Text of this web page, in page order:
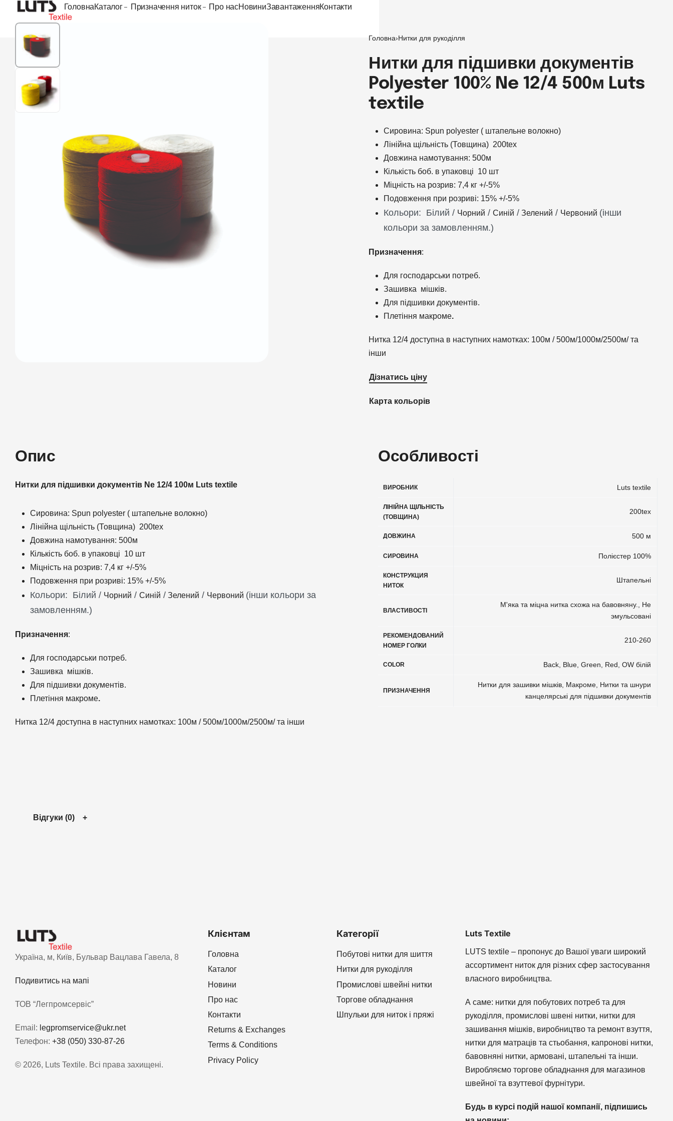
ГоловнаКаталог Призначення ниток Про насНовиниЗавантаженняКонтакти
/2 Головна›Нитки для рукоділля
Нитки для підшивки документів
Polyester 100% Ne 12/4 500м Luts
textile
Сировина: Spun polyester ( штапельне волокно)
Лінійна щільність (Товщина) 200tex
Довжина намотування: 500м
Кількість боб. в упаковці 10 шт
Міцність на розрив: 7,4 кг +/-5%
Подовження при розриві: 15% +/-5%
Кольори: Білий / Чорний /Синій / Зелений / Червоний (інши
кольори за замовленням.)
Призначення:
Для господарськи потреб.
Зашивка мішків.
Для підшивки документів.
Плетіння макроме.
Нитка 12/4 доступна в наступних намотках: 100м / 500м/1000м/2500м/ та
інши
Дізнатись ціну
Карта кольорів
Опис
Нитки для підшивки документів Ne 12/4 100м Luts textile
Сировина: Spun polyester ( штапельне волокно)
Лінійна щільність (Товщина) 200tex
Довжина намотування: 500м
Кількість боб. в упаковці 10 шт
Міцність на розрив: 7,4 кг +/-5%
Подовження при розриві: 15% +/-5%
Кольори: Білий / Чорний / Синій / Зелений / Червоний (інши кольори за
замовленням.)
Призначення:
Для господарськи потреб.
Зашивка мішків.
Для підшивки документів.
Плетіння макроме.
Нитка 12/4 доступна в наступних намотках: 100м / 500м/1000м/2500м/ та інши
Особливості
ВИРОБНИК Luts textile
ЛІНІЙНА ЩІЛЬНІСТЬ
(ТОВЩИНА)
200tex
ДОВЖИНА 500 м
СИРОВИНА Полієстер 100%
КОНСТРУКЦИЯ
НИТОК
Штапельні
ВЛАСТИВОСТІ
М'яка та міцна нитка схожа на бавовняну.
Не
эмульсовані
РЕКОМЕНДОВАНИЙ
НОМЕР ГОЛКИ
210-260
COLOR Back, Blue, Green, Red, OW білій
ПРИЗНАЧЕННЯ
Нитки для зашивки мішків Макроме Нитки та шнури
канцелярські для підшивки документів
Відгуки (0)
Україна, м, Київ, Бульвар Вацлава Гавела, 8
Подивитись на мапі
ТОВ “Легпромсервіс”
Email: legpromservice@ukr.net
Телефон: +38 (050) 330-87-26
© 2026, Luts Textile. Всі права захищені.
Клієнтам
Головна
Каталог
Новини
Про нас
Контакти
Returns & Exchanges
Terms & Conditions
Privacy Policy
Категорії
Побутові нитки для шиття
Нитки для рукоділля
Промислові швейні нитки
Торгове обладнання
Шпульки для ниток і пряжі
Luts Textile
LUTS textile – пропонує до Вашої уваги широкий
ассортимент ниток для різних сфер застосування
власного виробництва.
А саме: нитки для побутових потреб та для
рукоділля, промислові швені нитки, нитки для
зашивання мішків, виробництво та ремонт взуття,
нитки для матраців та стьобання, капронові нитки,
бавовняні нитки, армовані, штапельні та інши.
Виробляємо торгове обладнання для магазинов
швейної та взуттевої фурнітури.
Будь в курсі подій нашої компанії, підпишись